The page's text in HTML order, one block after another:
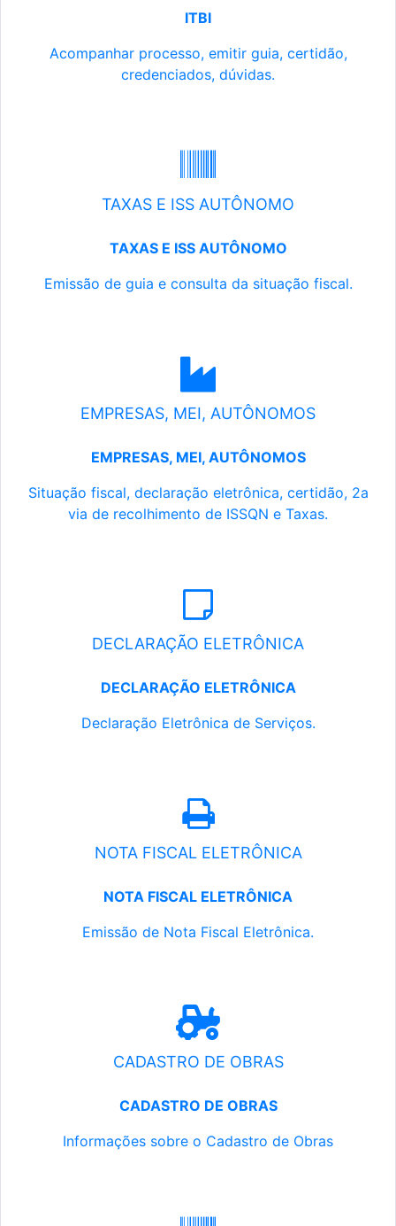
ITBI
Acompanhar processo, emitir guia, certidão,
credenciados, dúvidas.
TAXAS E ISS AUTÔNOMO
TAXAS E ISS AUTÔNOMO
Emissão de guia e consulta da situação fiscal.
EMPRESAS, MEI, AUTÔNOMOS
EMPRESAS, MEI, AUTÔNOMOS
Situação fiscal, declaração eletrônica, certidão, 2a
via de recolhimento de ISSQN e Taxas.
DECLARAÇÃO ELETRÔNICA
DECLARAÇÃO ELETRÔNICA
Declaração Eletrônica de Serviços.
NOTA FISCAL ELETRÔNICA
NOTA FISCAL ELETRÔNICA
Emissão de Nota Fiscal Eletrônica.
CADASTRO DE OBRAS
CADASTRO DE OBRAS
Informações sobre o Cadastro de Obras